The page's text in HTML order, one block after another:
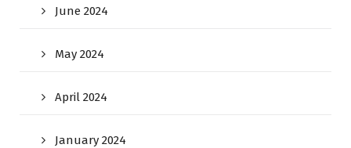
June 2024
May 2024
April 2024
January 2024